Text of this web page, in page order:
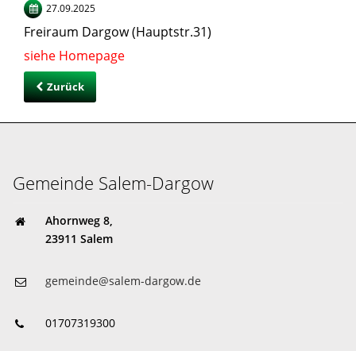
27.09.2025
Freiraum Dargow (Hauptstr.31)
siehe Homepage
Zurück
Gemeinde Salem-Dargow
Ahornweg 8,
23911 Salem
gemeinde@salem-dargow.de
01707319300